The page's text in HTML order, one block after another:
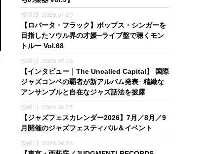
投稿日 : 2026.07.20
【ロバータ・フラック】ポップス・シンガーを
目指したソウル界の才媛─ライブ盤で聴くモン
トルー Vol.68
投稿日 : 2026.07.16
【インタビュー｜The Uncalled Capital】 国際
ジャズコンペの覇者が新アルバム発表─精緻な
アンサンブルと自在なジャズ話法を披露
投稿日 : 2026.06.27
【ジャズフェスカレンダー2026】7月／8月／9
月開催のジャズフェスティバル＆イベント
投稿日 : 2026.06.26